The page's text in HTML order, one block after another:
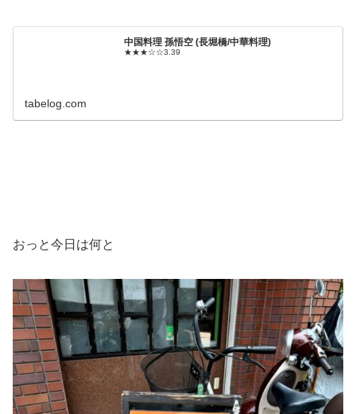
中国料理 孫悟空 (長堀橋/中華料理)
★★★☆☆3.39
tabelog.com
おっと今日は何と